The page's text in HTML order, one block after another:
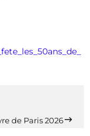
de Paris 2026